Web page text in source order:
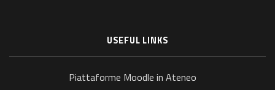
USEFUL LINKS
Piattaforme Moodle in Ateneo